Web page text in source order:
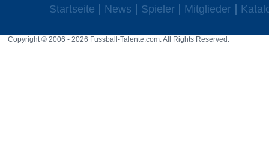
Startseite News Spieler Mitglieder
Copyright © 2006 - 2026 Fussball-Talente.com. All Rights Reserved.